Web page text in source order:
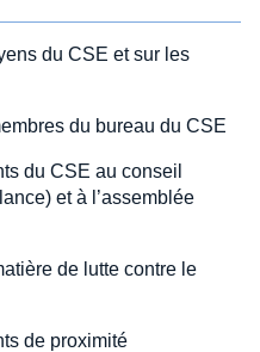
du CSE et sur les
du bureau du CSE
du CSE au conseil
et à l’assemblée
de lutte contre le
de proximité